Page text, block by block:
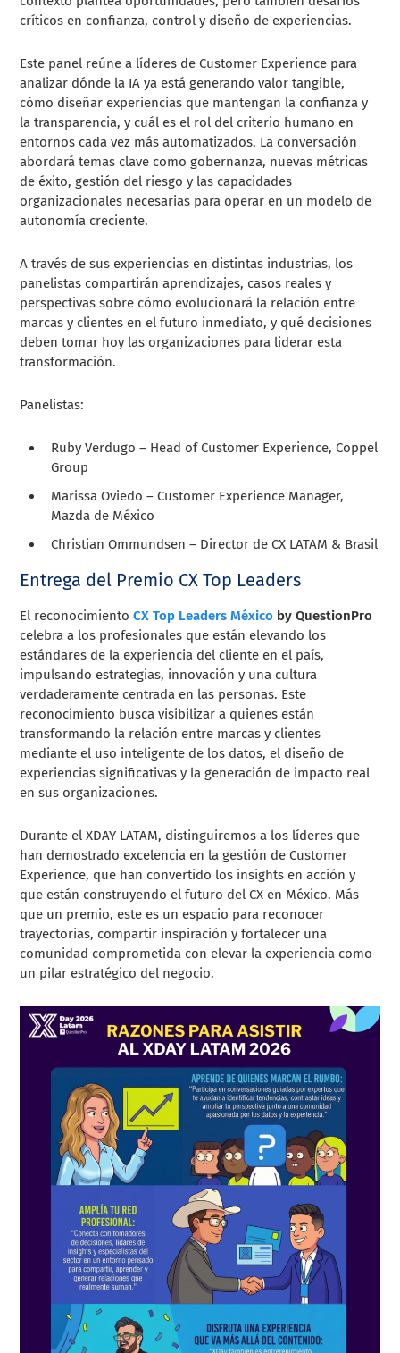
críticos en confianza, control y diseño de experiencias.
Este panel reúne a líderes de Customer Experience para
analizar dónde la IA ya está generando valor tangible,
cómo diseñar experiencias que mantengan la confianza y
la transparencia, y cuál es el rol del criterio humano en
entornos cada vez más automatizados. La conversación
abordará temas clave como gobernanza, nuevas métricas
de éxito, gestión del riesgo y las capacidades
organizacionales necesarias para operar en un modelo de
autonomía creciente.
A través de sus experiencias en distintas industrias, los
panelistas compartirán aprendizajes, casos reales y
perspectivas sobre cómo evolucionará la relación entre
marcas y clientes en el futuro inmediato, y qué decisiones
deben tomar hoy las organizaciones para liderar esta
transformación.
Panelistas:
Ruby Verdugo – Head of Customer Experience, Coppel
Group
Marissa Oviedo – Customer Experience Manager,
Mazda de México
Christian Ommundsen – Director de CX LATAM & Brasil
Entrega del Premio CX Top Leaders
El reconocimientoCX Top Leaders México by QuestionPro
celebra a los profesionales que están elevando los
estándares de la experiencia del cliente en el país,
impulsando estrategias, innovación y una cultura
verdaderamente centrada en las personas. Este
reconocimiento busca visibilizar a quienes están
transformando la relación entre marcas y clientes
mediante el uso inteligente de los datos, el diseño de
experiencias significativas y la generación de impacto real
en sus organizaciones.
Durante el XDAY LATAM, distinguiremos a los líderes que
han demostrado excelencia en la gestión de Customer
Experience, que han convertido los insights en acción y
que están construyendo el futuro del CX en México. Más
que un premio, este es un espacio para reconocer
trayectorias, compartir inspiración y fortalecer una
comunidad comprometida con elevar la experiencia como
un pilar estratégico del negocio.